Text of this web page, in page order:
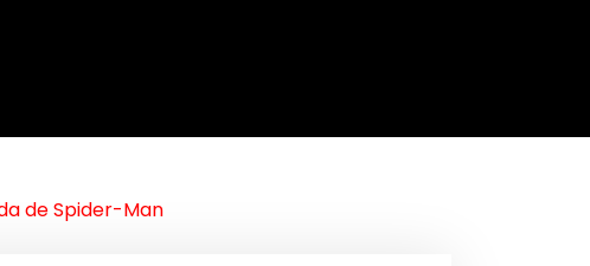
de Spider-Man